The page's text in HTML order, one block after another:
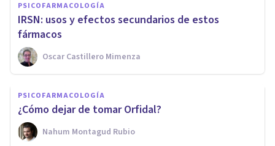
PSICOFARMACOLOGÍA
IRSN: usos y efectos secundarios de estos
fármacos
Oscar Castillero Mimenza
PSICOFARMACOLOGÍA
¿Cómo dejar de tomar Orfidal?
Nahum Montagud Rubio
PSICOFARMACOLOGÍA
Nefazodona: usos y efectos
secundarios de este
antidepresivo